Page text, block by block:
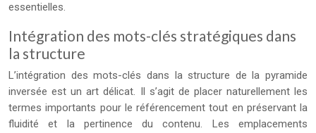
essentielles.
Intégration des mots-clés stratégiques dans
la structure
L’intégration des mots-clés dans la structure de la pyramide
inversée est un art délicat. Il s’agit de placer naturellement les
termes importants pour le référencement tout en préservant la
fluidité et la pertinence du contenu. Les emplacements